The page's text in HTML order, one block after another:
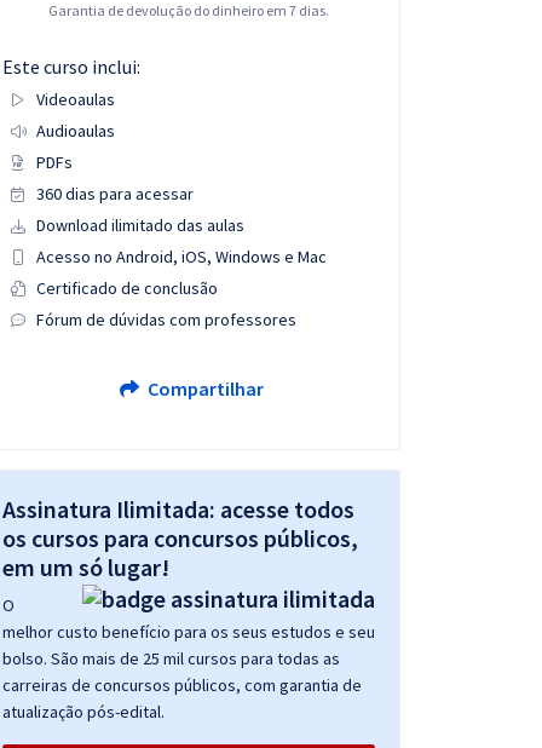
Garantia de devolução do dinheiro em 7 dias.
Este curso inclui:
Videoaulas
Audioaulas
PDFs
360 dias para acessar
Download ilimitado das aulas
Acesso no Android, iOS, Windows e Mac
Certificado de conclusão
Fórum de dúvidas com professores
Compartilhar
Assinatura Ilimitada: acesse todos
os cursos para concursos públicos,
em um só lugar!
O
melhor custo benefício para os seus estudos e seu
bolso. São mais de 25 mil cursos para todas as
carreiras de concursos públicos, com garantia de
atualização pós-edital.